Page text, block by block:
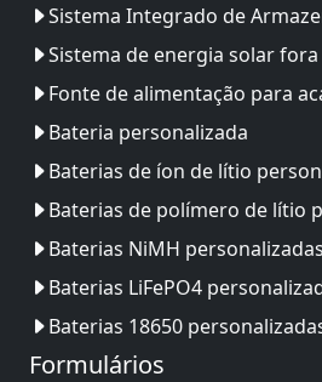
Sistema Integrado de
Sistema de energia solar
Fonte de alimentação para
Bateria personalizada
Baterias de íon de lítio
Baterias de polímero de lítio
Baterias NiMH personalizadas
Baterias LiFePO4
Baterias 18650
Formulários